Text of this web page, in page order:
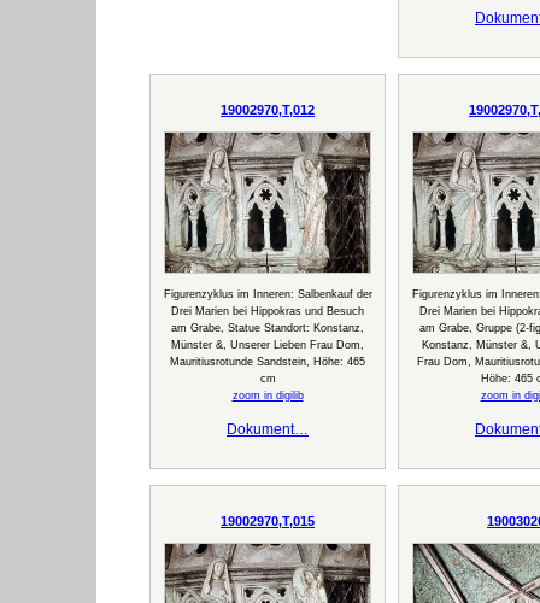
19002970,T,012
Figurenzyklus im Inneren: Salbenkauf der
Drei Marien bei Hippokras und Besuch
am Grabe, Statue Standort: Konstanz,
Münster &, Unserer Lieben Frau Dom,
Mauritiusrotunde Sandstein, Höhe: 465
cm
zoom in digilib
Dokument…
Figurenzyklus im
Drei Marien bei
am Grabe, Gruppe (2-
Konstanz, Münster &,
Frau Dom,
Höhe: 465
zoom in
19002970,T,015